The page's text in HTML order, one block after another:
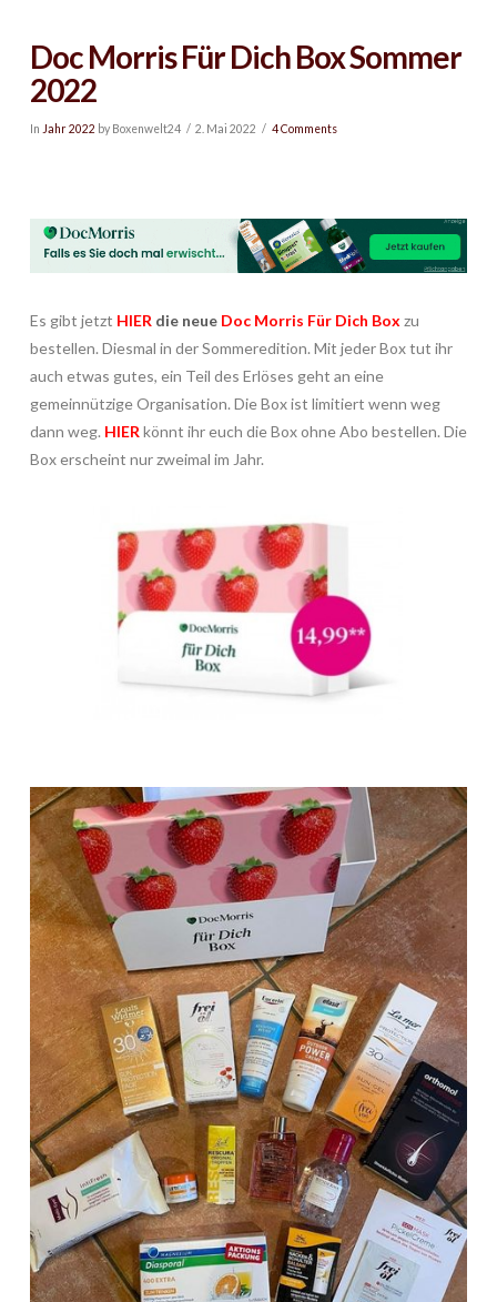
Doc Morris Für Dich Box Sommer
2022
In Jahr 2022 by Boxenwelt24 2. Mai 2022 4 Comments
Es gibt jetzt HIER die neue Doc Morris Für Dich Box zu
bestellen. Diesmal in der Sommeredition. Mit jeder Box tut ihr
auch etwas gutes, ein Teil des Erlöses geht an eine
gemeinnützige Organisation. Die Box ist limitiert wenn weg
dann weg. HIER könnt ihr euch die Box ohne Abo bestellen. Die
Box erscheint nur zweimal im Jahr.